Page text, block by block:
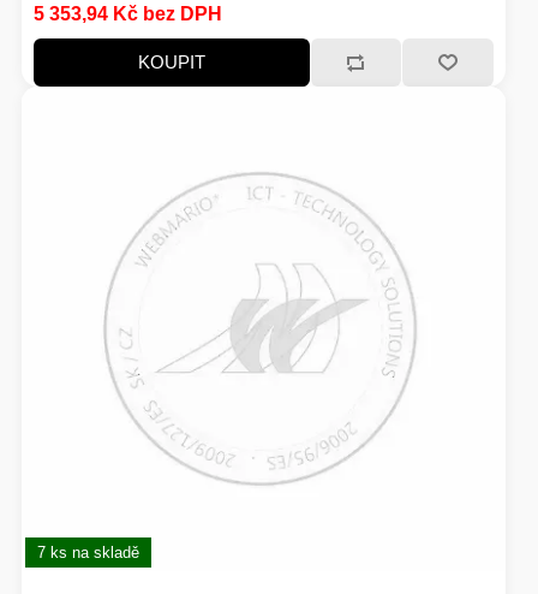
CHLAZENÍ
NABÍJECÍ STANICE
ŽÁROVKY
ANTÉNY
PŘÍSTUPOVÝ SYSTÉM
PÉČE O TĚLO
5 353,94 Kč bez DPH
KOUPIT
7 ks na skladě